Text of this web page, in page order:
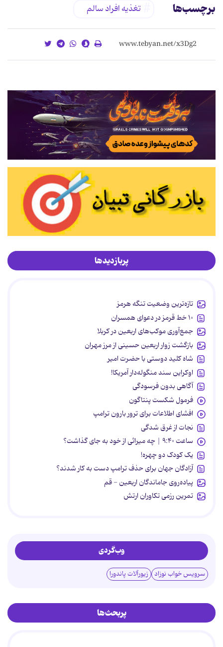
برچسب‌ها تغذيه افراد سالم
پربازدیدها
تازه‌ترین وضعیت تنگه هرمز
۱۰ خط قرمز در دعوای همسران
جمع‌آوری موکب‌های اربعین در کربلا
بازگشت زوار اربعین حسینی از مرز مهران
شاه کلید دوستی با حضرت امیر
اوکراین سند منگوله‌دار آمریکا!
آگاهی بدون فرسودگی
فرمول شکست پنتاگون
افشای اطلاعات برای ترور بارون ترامپ
نجات از غرق شدگی
ساعت ۹:۴۰ | چه میراثی از خود به جای گذاشت؟
یک کودک دو چهره!
آزادگان جهان برای حذف ترامپ دست به کار شدند؟
پیاده‌روی جاماندگان اربعین - قم
تمرین رزمی تکاوران ارتش
وب‌گردی
سرویس خواب نوزاد زیورآلات پاندورا
پربحث‌ها